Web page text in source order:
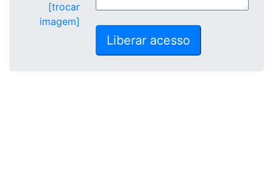
[trocar
imagem]